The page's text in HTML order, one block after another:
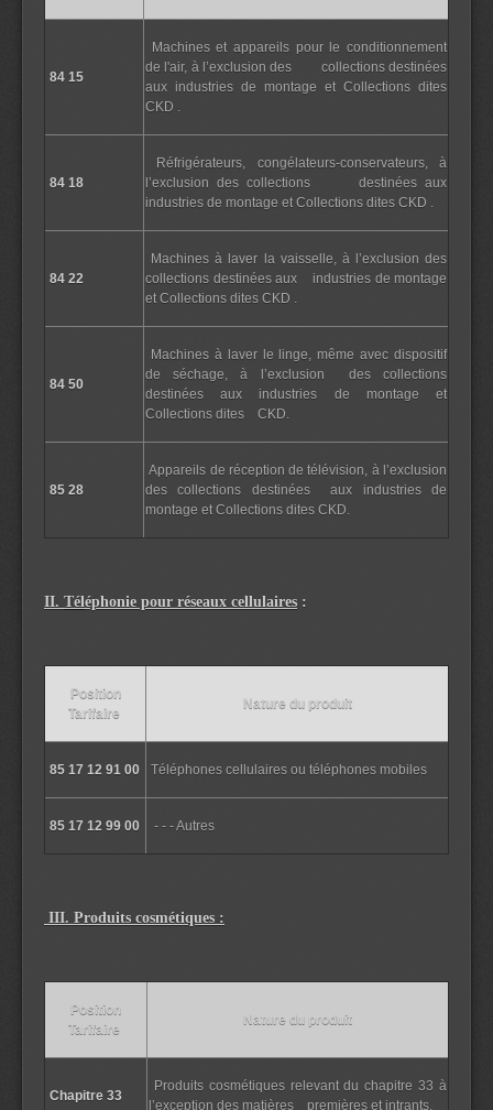
84 15
Machines et appareils pour le conditionnement
de l'air, à l’exclusion des collections destinées
aux industries de montage et Collections dites
CKD .
84 18
Réfrigérateurs, congélateurs-conservateurs, à
l’exclusion des collections destinées aux
industries de montage et Collections dites CKD .
84 22
Machines à laver la vaisselle, à l’exclusion des
collections destinées aux industries de montage
et Collections dites CKD .
84 50
Machines à laver le linge, même avec dispositif
de séchage, à l’exclusion des collections
destinées aux industries de montage et
Collections dites CKD.
85 28
Appareils de réception de télévision, à l’exclusion
des collections destinées aux industries de
montage et Collections dites CKD.
II. Téléphonie pour réseaux cellulaires :
Position
Tarifaire
Nature du produit
85 17 12 91 00 Téléphones cellulaires ou téléphones mobiles
85 17 12 99 00 - - - Autres
III. Produits cosmétiques :
Position
Tarifaire
Nature du produit
Chapitre 33
Produits cosmétiques relevant du chapitre 33 à
l’exception des matières premières et intrants.